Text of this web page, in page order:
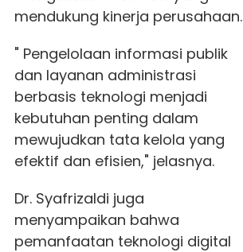
mendukung kinerja perusahaan.
" Pengelolaan informasi publik
dan layanan administrasi
berbasis teknologi menjadi
kebutuhan penting dalam
mewujudkan tata kelola yang
efektif dan efisien," jelasnya.
Dr. Syafrizaldi juga
menyampaikan bahwa
pemanfaatan teknologi digital